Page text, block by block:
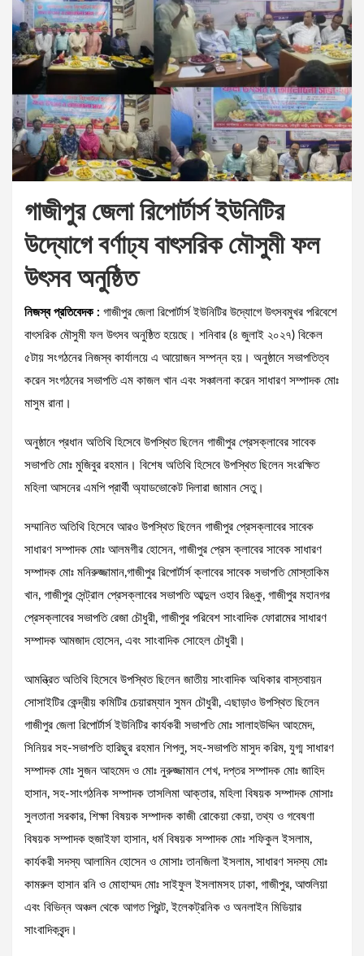
গাজীপুর জেলা রিপোর্টার্স ইউনিটির
উদ্যোগে বর্ণাঢ্য বাৎসরিক মৌসুমী ফল
উৎসব অনুষ্ঠিত
নিজস্ব প্রতিবেদক : গাজীপুর জেলা রিপোর্টার্স ইউনিটির উদ্যোগে উৎসবমুখর পরিবেশে
বাৎসরিক মৌসুমী ফল উৎসব অনুষ্ঠিত হয়েছে। শনিবার (৪ জুলাই ২০২৭) বিকেল
৫টায় সংগঠনের নিজস্ব কার্যালয়ে এ আয়োজন সম্পন্ন হয়। অনুষ্ঠানে সভাপতিত্ব
করেন সংগঠনের সভাপতি এম কাজল খান এবং সঞ্চালনা করেন সাধারণ সম্পাদক মোঃ
মাসুম রানা।
অনুষ্ঠানে প্রধান অতিথি হিসেবে উপস্থিত ছিলেন গাজীপুর প্রেসক্লাবের সাবেক
সভাপতি মোঃ মুজিবুর রহমান। বিশেষ অতিথি হিসেবে উপস্থিত ছিলেন সংরক্ষিত
মহিলা আসনের এমপি প্রার্থী অ্যাডভোকেট দিলারা জামান সেতু।
সম্মানিত অতিথি হিসেবে আরও উপস্থিত ছিলেন গাজীপুর প্রেসক্লাবের সাবেক
সাধারণ সম্পাদক মোঃ আলমগীর হোসেন, গাজীপুর প্রেস ক্লাবের সাবেক সাধারণ
সম্পাদক মোঃ মনিরুজ্জামান,গাজীপুর রিপোর্টার্স ক্লাবের সাবেক সভাপতি মোস্তাকিম
খান, গাজীপুর সেন্ট্রাল প্রেসক্লাবের সভাপতি আব্দুল ওহাব রিঙ্কু, গাজীপুর মহানগর
প্রেসক্লাবের সভাপতি রেজা চৌধুরী, গাজীপুর পরিবেশ সাংবাদিক ফোরামের সাধারণ
সম্পাদক আমজাদ হোসেন, এবং সাংবাদিক সোহেল চৌধুরী।
আমন্ত্রিত অতিথি হিসেবে উপস্থিত ছিলেন জাতীয় সাংবাদিক অধিকার বাস্তবায়ন
সোসাইটির কেন্দ্রীয় কমিটির চেয়ারম্যান সুমন চৌধুরী, এছাড়াও উপস্থিত ছিলেন
গাজীপুর জেলা রিপোর্টার্স ইউনিটির কার্যকরী সভাপতি মোঃ সালাহউদ্দিন আহমেদ,
সিনিয়র সহ-সভাপতি হারিছুর রহমান শিপলু, সহ-সভাপতি মাসুদ করিম, যুগ্ম সাধারণ
সম্পাদক মোঃ সুজন আহমেদ ও মোঃ নুরুজ্জামান শেখ, দপ্তর সম্পাদক মোঃ জাহিদ
হাসান, সহ-সাংগঠনিক সম্পাদক তাসলিমা আক্তার, মহিলা বিষয়ক সম্পাদক মোসাঃ
সুলতানা সরকার, শিক্ষা বিষয়ক সম্পাদক কাজী রোকেয়া কেয়া, তথ্য ও গবেষণা
বিষয়ক সম্পাদক হুজাইফা হাসান, ধর্ম বিষয়ক সম্পাদক মোঃ শফিকুল ইসলাম,
কার্যকরী সদস্য আলামিন হোসেন ও মোসাঃ তানজিলা ইসলাম, সাধারণ সদস্য মোঃ
কামরুল হাসান রনি ও মোহাম্মদ মোঃ সাইফুল ইসলামসহ ঢাকা, গাজীপুর, আশুলিয়া
এবং বিভিন্ন অঞ্চল থেকে আগত প্রিন্ট, ইলেকট্রনিক ও অনলাইন মিডিয়ার
সাংবাদিকবৃন্দ।